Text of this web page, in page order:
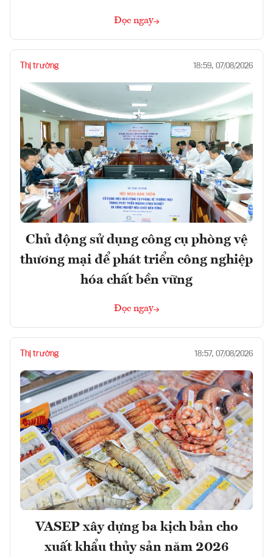
Đọc ngay
Thị trường 18:59, 07/08/2026
Chủ động sử dụng công cụ phòng vệ
thương mại để phát triển công nghiệp
hóa chất bền vững
Đọc ngay
Thị trường 18:57, 07/08/2026
VASEP xây dựng ba kịch bản cho
xuất khẩu thủy sản năm 2026